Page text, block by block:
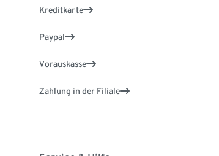
Kreditkarte
Paypal
Vorauskasse
Zahlung in der Filiale